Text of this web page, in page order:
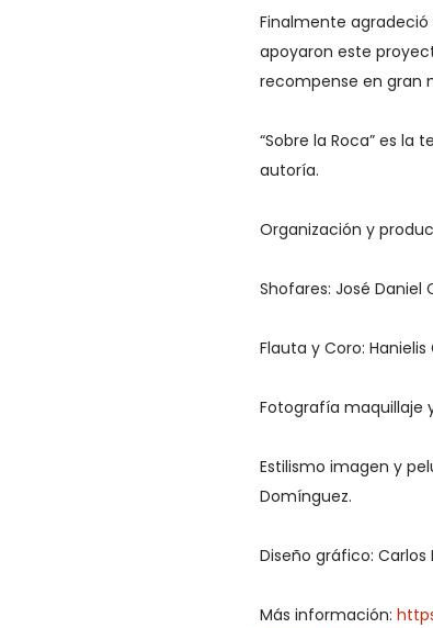
Finalmente
apoyaron este
recompense en gran
“Sobre la Roca” es
autoría.
Organización y
Shofares: José Daniel
Flauta y Coro: Hanielis
Fotografía maquillaje
Estilismo imagen y
Domínguez.
Diseño gráfico: Carlos
Más información: